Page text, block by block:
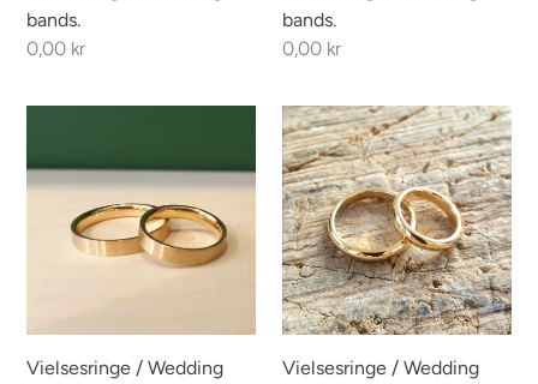
bands.
Regular
0,00 kr
bands.
Regular
0,00 kr
Wedding
bands.
Vielsesringe / Wedding
Vielsesringe
/
Wedding
bands
Vielsesringe / Wedding